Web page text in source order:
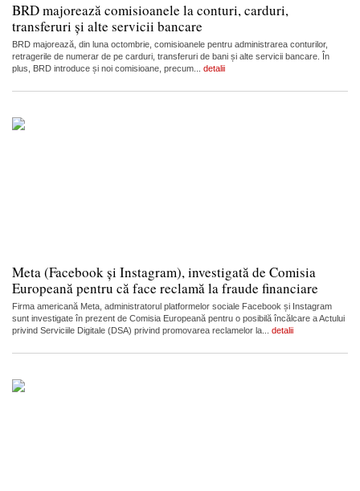
BRD majorează comisioanele la conturi, carduri,
transferuri și alte servicii bancare
BRD majorează, din luna octombrie, comisioanele pentru administrarea conturilor,
retragerile de numerar de pe carduri, transferuri de bani și alte servicii bancare. În
plus, BRD introduce și noi comisioane, precum... detalii
Meta (Facebook și Instagram), investigată de Comisia
Europeană pentru că face reclamă la fraude financiare
Firma americană Meta, administratorul platformelor sociale Facebook și Instagram
sunt investigate în prezent de Comisia Europeană pentru o posibilă încălcare a Actului
privind Serviciile Digitale (DSA) privind promovarea reclamelor la... detalii